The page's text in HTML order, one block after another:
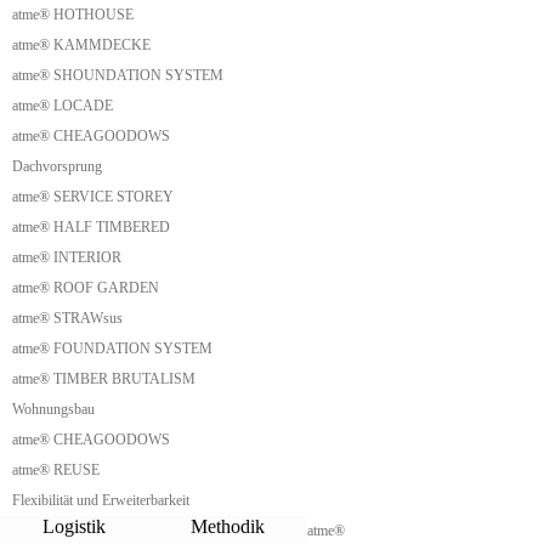
atme® HOTHOUSE
atme® KAMMDECKE
atme® SHOUNDATION SYSTEM
atme® LOCADE
atme® CHEAGOODOWS
Dachvorsprung
atme® SERVICE STOREY
atme® HALF TIMBERED
atme® INTERIOR
atme® ROOF GARDEN
atme® STRAWsus
atme® FOUNDATION SYSTEM
atme® TIMBER BRUTALISM
Wohnungsbau
atme® CHEAGOODOWS
atme® REUSE
Flexibilität und Erweiterbarkeit
Logistik Methodik
atme®
Holz Zelt
Holz Tipi
Tipi Holz Outdoor
Dachhaus
Roof House
Nur Dach Haus
Nurdach
Nurdach Ferienhaus
Waldhütte
Finnhütte
Finnhaus
Wilderness Hut
Biwakschachtel
Bothy
Scottish Bothy
Backcountry Hut
Backcountry Shelter
Meilerhütte